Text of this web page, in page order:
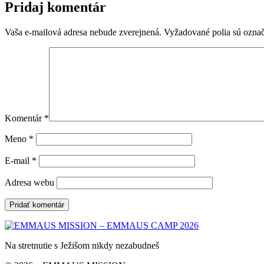
Pridaj komentár
Vaša e-mailová adresa nebude zverejnená. Vyžadované polia sú
Komentár *
Meno *
E-mail *
Adresa webu
Na stretnutie s Ježišom nikdy nezabudneš